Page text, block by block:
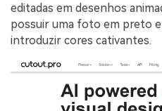
editadas em desenhos
possuir uma foto em preto
introduzir cores cativantes.